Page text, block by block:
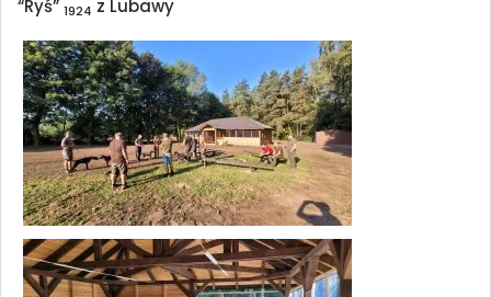
“Ryś” 1924 z Lubawy